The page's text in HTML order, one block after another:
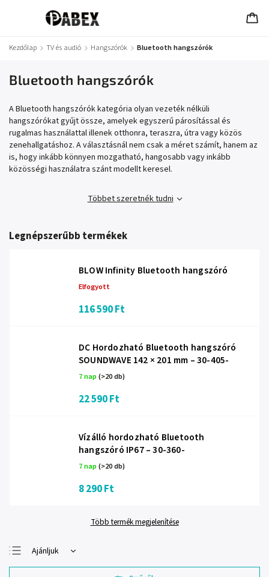
Kezdőlap / TV és audió / Hangszórók / Bluetooth hangszórók
Bluetooth hangszórók
A Bluetooth hangszórók kategória olyan vezeték nélküli
hangszórókat gyűjt össze, amelyek egyszerű párosítással és
rugalmas használattal illenek otthonra, teraszra, útra vagy közös
zenehallgatáshoz. A választásnál nem csak a méret számít, hanem az
is, hogy inkább könnyen mozgatható, hangosabb vagy inkább
közösségi használatra szánt modellt keresel.
Többet szeretnék tudni
Legnépszerűbb termékek
BLOW Infinity Bluetooth hangszóró
Elfogyott
116 590 Ft
DC Hordozható Bluetooth hangszóró
SOUNDWAVE 142 × 201 mm – 30-405-
7 nap(>20 db)
22 590 Ft
Vízálló hordozható Bluetooth
hangszóró IP67 – 30-360-
7 nap(>20 db)
8 290 Ft
Több termék megjelenítése
Ajánljuk
Legolcsóbb elöl